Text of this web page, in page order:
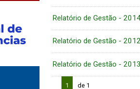
Relatório de Gestão -
Relatório de Gestão -
Relatório de Gestão -
1 de 1